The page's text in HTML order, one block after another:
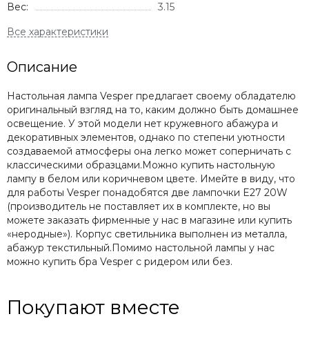
Вес:
3.15
Описание
Настольная лампа Vesper предлагает своему обладателю
оригинальный взгляд на то, каким должно быть домашнее
освещение. У этой модели нет кружевного абажура и
декоративных элементов, однако по степени уютности
создаваемой атмосферы она легко может соперничать с
классическими образцами.Можно купить настольную
лампу в белом или коричневом цвете. Имейте в виду, что
для работы Vesper понадобятся две лампочки E27 20W
(производитель не поставляет их в комплекте, но вы
можете заказать фирменные у нас в магазине или купить
«неродные»). Корпус светильника выполнен из металла,
абажур текстильный.Помимо настольной лампы у нас
можно купить бра Vesper с ридером или без.
Покупают вместе